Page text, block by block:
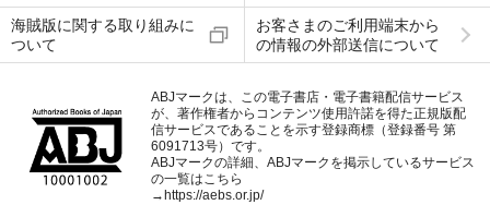
海賊版に関する取り組みに
ついて
お客さまのご利用端末から
の情報の外部送信について
ABJマークは、この電子書店・電子書籍配信サービス
が、著作権者からコンテンツ使用許諾を得た正規版配
信サービスであることを示す登録商標（登録番号 第
6091713号）です。
ABJマークの詳細、ABJマークを掲示しているサービス
の一覧はこちら
→ https://aebs.or.jp/